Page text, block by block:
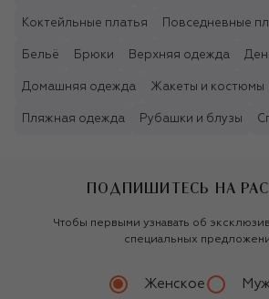
Коктейльные платья Повседневные
Бельё Брюки Верхняя одежда
Домашняя одежда Жакеты и костюмы
Пляжная одежда Рубашки и блузы
ПОДПИШИТЕСЬ НА
Чтобы первыми узнавать об
специальных
Женское